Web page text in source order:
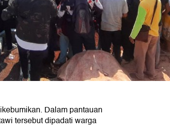
Dalam pantauan
tersebut dipadati warga